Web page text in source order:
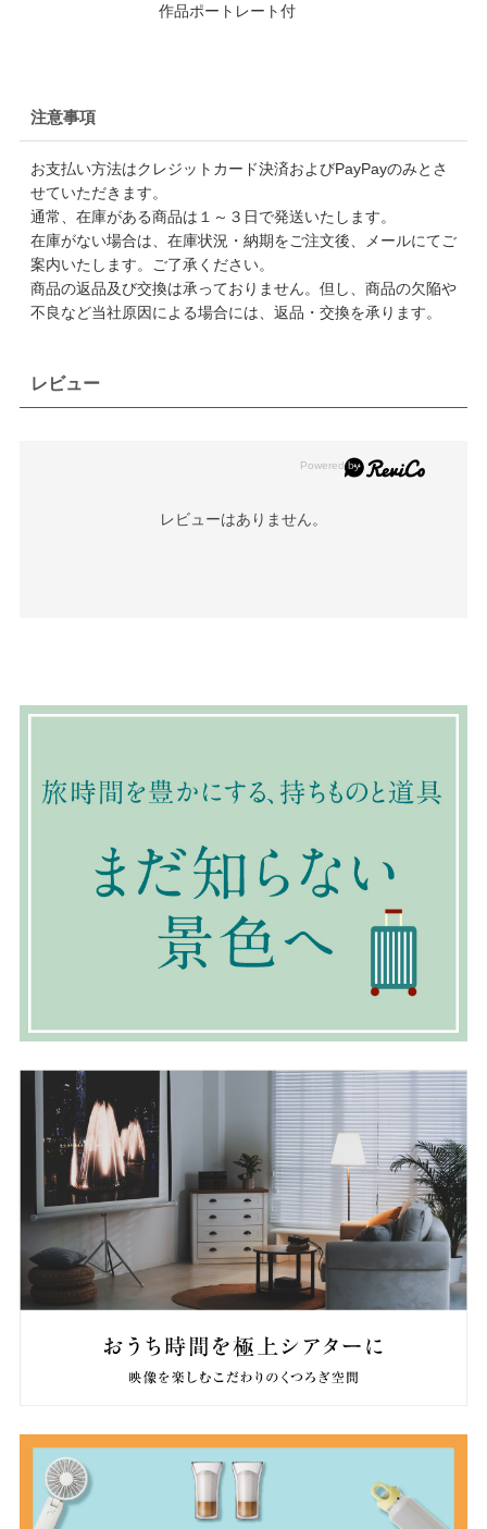
作品ポートレート付
注意事項
お支払い方法はクレジットカード決済およびPayPayのみとさ
せていただきます。
通常、在庫がある商品は１～３日で発送いたします。
在庫がない場合は、在庫状況・納期をご注文後、メールにてご
案内いたします。ご了承ください。
商品の返品及び交換は承っておりません。但し、商品の欠陥や
不良など当社原因による場合には、返品・交換を承ります。
レビュー
レビューはありません。